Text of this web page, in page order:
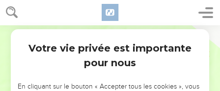
NE MANQUEZ PAS L’ÉVÉNEMENT
Votre vie privée est importante
pour nous
En cliquant sur le bouton « Accepter tous les cookies », vous